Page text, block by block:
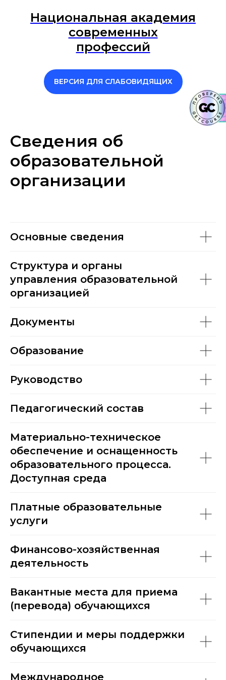
Национальная академия
современных
профессий
ВЕРСИЯ ДЛЯ СЛАБОВИДЯЩИХ
Сведения об
образовательной
организации
Основные сведения
Структура и органы
управления образовательной
организацией
Документы
Образование
Руководство
Педагогический состав
Материально-техническое
обеспечение и оснащенность
образовательного процесса.
Доступная среда
Платные образовательные
услуги
Финансово-хозяйственная
деятельность
Вакантные места для приема
(перевода) обучающихся
Стипендии и меры поддержки
обучающихся
Международное